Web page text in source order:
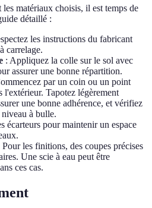
matériaux choisis, il est temps de
détaillé :
les instructions du fabricant
carrelage.
: Appliquez la colle sur le sol avec
assurer une bonne répartition.
par un coin ou un point
l'extérieur. Tapotez légèrement
une bonne adhérence, et vérifiez
à bulle.
écarteurs pour maintenir un espace
Pour les finitions, des coupes précises
Une scie à eau peut être
ces cas.